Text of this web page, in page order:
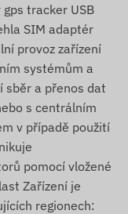
tracker USB
SIM adaptér
provoz zařízení
systémům a
sběr a přenos dat
s centrálním
v případě použití
pomocí vložené
Zařízení je
regionech: